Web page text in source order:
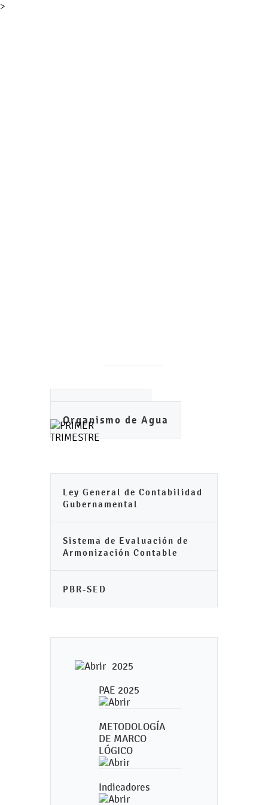
>
Organismo de Agua
Ley General de Contabilidad
Gubernamental
Sistema de Evaluación de
Armonización Contable
PBR-SED
2025
PAE 2025
METODOLOGÍA
DE MARCO
LÓGICO
Indicadores